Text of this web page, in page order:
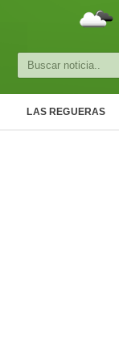
Cultura
LAS REGUERAS